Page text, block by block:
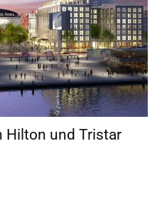
Hilton und Tristar